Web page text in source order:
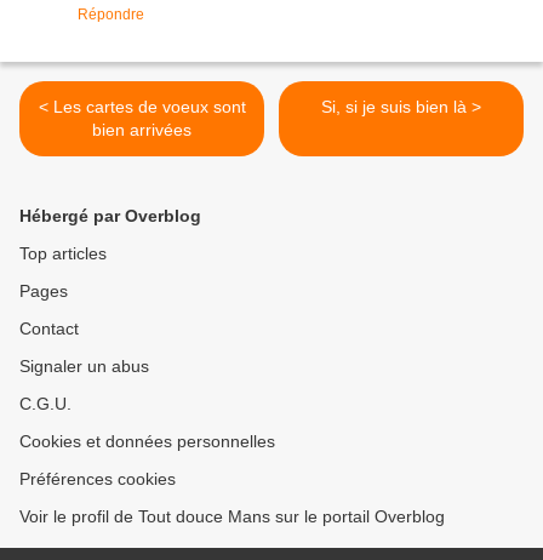
Répondre
< Les cartes de voeux sont
bien arrivées
Si, si je suis bien là >
Hébergé par Overblog
Top articles
Pages
Contact
Signaler un abus
C.G.U.
Cookies et données personnelles
Préférences cookies
Voir le profil de Tout douce Mans sur le portail Overblog